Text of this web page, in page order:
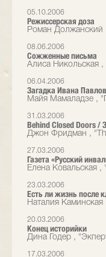
05.10.2006
Режиссерская доза
Роман Должанский
08.06.2006
Сожженные письма
Алиса Никольская ,
06.04.2006
Загадка Ивана
Майя Мамаладзе ,
31.03.2006
Behind Closed Doors
Джон Фридман ,
27.03.2006
Газета «Русский
Елена Ковальская
23.03.2006
Есть ли жизнь после
Наталия Каминская
20.03.2006
Конец историйки
Дина Годер ,
17.03.2006